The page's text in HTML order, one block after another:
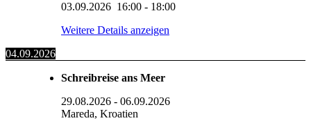
03.09.2026 16:00 - 18:00
Weitere Details anzeigen
04.09.2026
Schreibreise ans Meer
29.08.2026 - 06.09.2026
Mareda, Kroatien